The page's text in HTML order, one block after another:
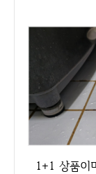
1+1 상품이며 개당 용량은 1.5L 입니다. 따라서 3리